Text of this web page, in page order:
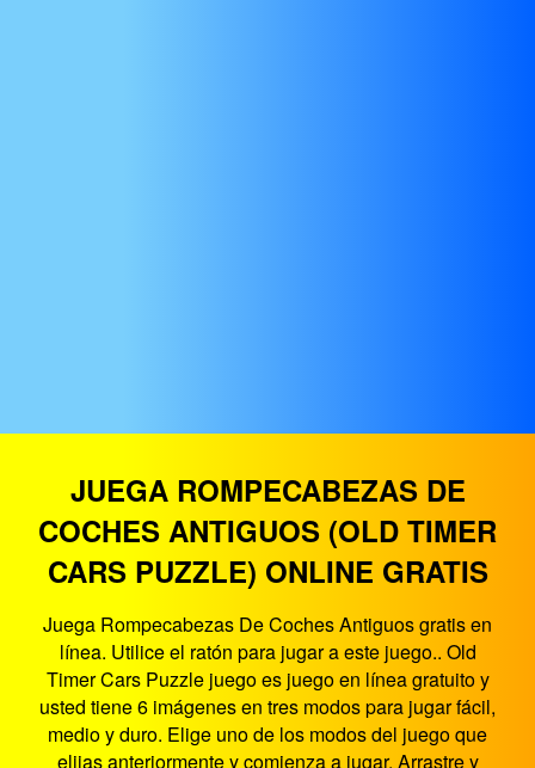
JUEGA ROMPECABEZAS DE
COCHES ANTIGUOS (OLD TIMER
CARS PUZZLE) ONLINE GRATIS
Juega Rompecabezas De Coches Antiguos gratis en
línea. Utilice el ratón para jugar a este juego.. Old
Timer Cars Puzzle juego es juego en línea gratuito y
usted tiene 6 imágenes en tres modos para jugar fácil,
medio y duro. Elige uno de los modos del juego que
elijas anteriormente y comienza a jugar. Arrastre y